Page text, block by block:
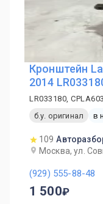
Кронштейн
2014
LR033180,
б.у. оригинал
в
109
Москва, ул.
(929) 555-88-48
1 500